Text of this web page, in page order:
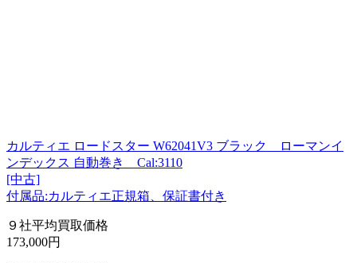
カルティエ ロードスター W62041V3 ブラック ローマンイ
ンデックス 自動巻き Cal:3110
[中古]
付属品:カルティエ正規箱、保証書付き
９社平均買取価格
173,000円